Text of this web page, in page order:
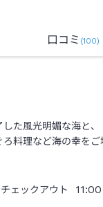
口コミ (100)
た風光明媚な海と、
料理など海の幸をご
ェックアウト 11:00